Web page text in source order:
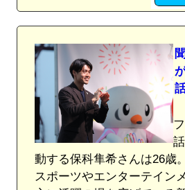
動する保科隼希さんは26歳
スポーツやエンターテイン